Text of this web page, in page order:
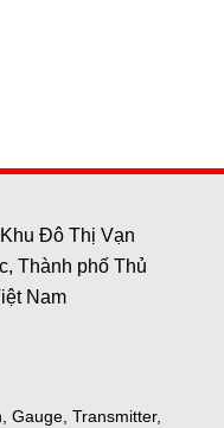
Đô Thị Vạn
Thành phố Thủ
Nam
Gauge, Transmitter,